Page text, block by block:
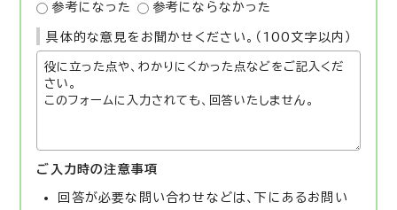
参考になった
参考にならなかった
具体的な意見をお聞かせください。（100文字以内）
ご入力時の注意事項
回答が必要な問い合わせなどは、下にあるお問い